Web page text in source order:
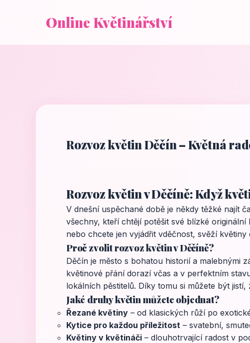
Online Květinářství
Rozvoz květin Děčín – Květná
Rozvoz květin v Děčíně: Když
V dnešní uspěchané době je někdy těžké najít
všechny, kteří chtějí potěšit své blízké
nebo chcete jen vyjádřit vděčnost, svěží
Proč zvolit rozvoz květin v Děčíně?
Děčín je město s bohatou historií a malebnými
květinové přání dorazí včas a v perfektním
lokálních pěstitelů. Díky tomu si můžete být
Jaké druhy květin můžete objednat?
Řezané květiny – od klasických růží po
Kytice pro každou příležitost – svatební,
Květiny v květináči – dlouhotrvající radost v